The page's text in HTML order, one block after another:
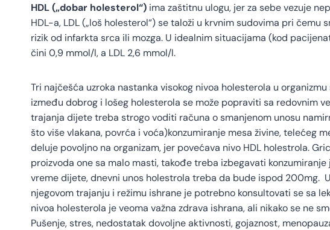
HDL („dobar holesterol“) ima zaštitnu ulogu, jer za sebe vezuje
HDL-a, LDL („loš holesterol“) se taloži u krvnim sudovima pri
rizik od infarkta srca ili mozga. U idealnim situacijama (kod
čini 0,9 mmol/l, a LDL 2,6 mmol/l.
Tri najčešća uzroka nastanka visokog nivoa holesterola u
između dobrog i lošeg holesterola se može popraviti sa redovnim
trajanja dijete treba strogo voditi računa o smanjenom unosu
što više vlakana, povrća i voća)konzumiranje mesa živine, telećeg
deluje povoljno na organizam, jer povećava nivo HDL holestrola.
proizvoda one sa malo masti, takođe treba izbegavati
vreme dijete, dnevni unos holestrola treba da bude ispod 200mg.
njegovom trajanju i režimu ishrane je potrebno konsultovati se sa
nivoa holesterola je veoma važna zdrava ishrana, ali nikako se ne
Pušenje, stres, nedostatak dovoljne aktivnosti, gojaznost,